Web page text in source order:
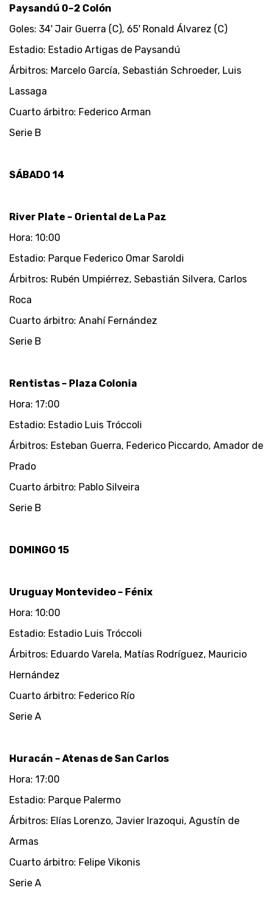
Paysandú 0–2 Colón
Goles: 34' Jair Guerra (C), 65' Ronald Álvarez (C)
Estadio: Estadio Artigas de Paysandú
Árbitros: Marcelo García, Sebastián Schroeder, Luis
Lassaga
Cuarto árbitro: Federico Arman
Serie B
SÁBADO 14
River Plate – Oriental de La Paz
Hora: 10:00
Estadio: Parque Federico Omar Saroldi
Árbitros: Rubén Umpiérrez, Sebastián Silvera, Carlos
Roca
Cuarto árbitro: Anahí Fernández
Serie B
Rentistas – Plaza Colonia
Hora: 17:00
Estadio: Estadio Luis Tróccoli
Árbitros: Esteban Guerra, Federico Piccardo, Amador de
Prado
Cuarto árbitro: Pablo Silveira
Serie B
DOMINGO 15
Uruguay Montevideo – Fénix
Hora: 10:00
Estadio: Estadio Luis Tróccoli
Árbitros: Eduardo Varela, Matías Rodríguez, Mauricio
Hernández
Cuarto árbitro: Federico Río
Serie A
Huracán – Atenas de San Carlos
Hora: 17:00
Estadio: Parque Palermo
Árbitros: Elías Lorenzo, Javier Irazoqui, Agustín de
Armas
Cuarto árbitro: Felipe Vikonis
Serie A